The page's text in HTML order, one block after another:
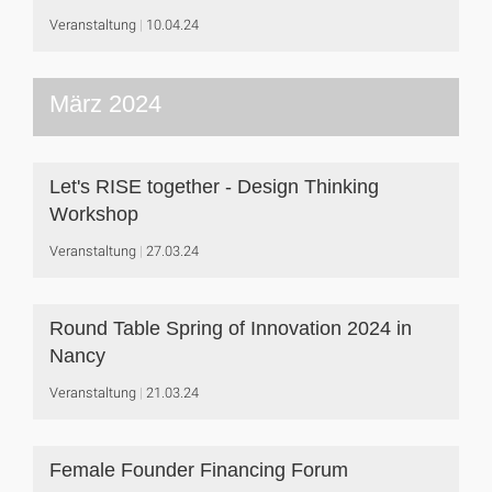
Veranstaltung 10.04.24
März 2024
Let's RISE together - Design Thinking
Workshop
Veranstaltung 27.03.24
Round Table Spring of Innovation 2024 in
Nancy
Veranstaltung 21.03.24
Female Founder Financing Forum